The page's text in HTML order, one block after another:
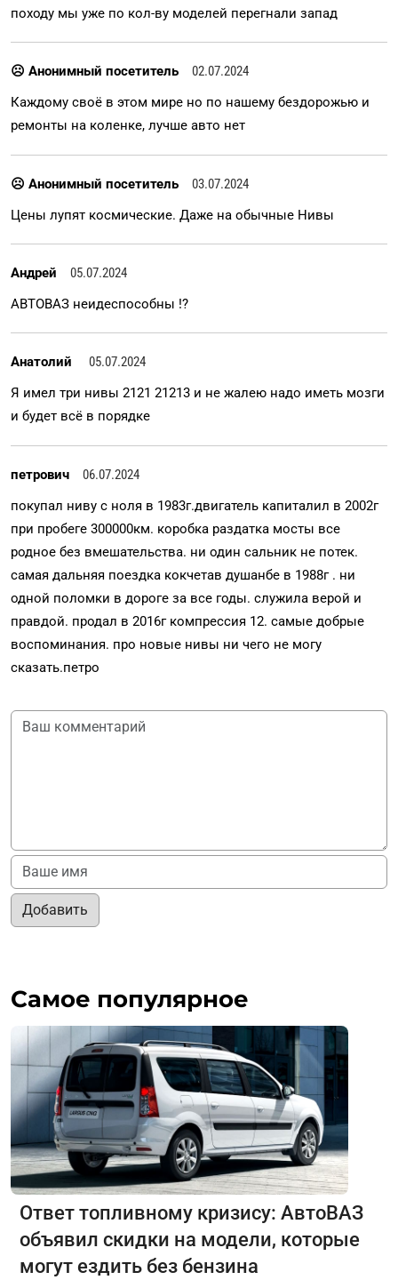
походу мы уже по кол-ву моделей перегнали запад
☹ Анонимный посетитель
02.07.2024
Каждому своё в этом мире но по нашему бездорожью и
ремонты на коленке, лучше авто нет
☹ Анонимный посетитель
03.07.2024
Цены лупят космические. Даже на обычные Нивы
Андрей
05.07.2024
АВТОВАЗ неидеспособны !?
Анатолий
05.07.2024
Я имел три нивы 2121 21213 и не жалею надо иметь мозги
и будет всё в порядке
петрович
06.07.2024
покупал ниву с ноля в 1983г.двигатель капиталил в 2002г
при пробеге 300000км. коробка раздатка мосты все
родное без вмешательства. ни один сальник не потек.
самая дальняя поездка кокчетав душанбе в 1988г . ни
одной поломки в дороге за все годы. служила верой и
правдой. продал в 2016г компрессия 12. самые добрые
воспоминания. про новые нивы ни чего не могу
сказать.петро
Добавить
Самое популярное
Ответ топливному кризису: АвтоВАЗ
объявил скидки на модели, которые
могут ездить без бензина